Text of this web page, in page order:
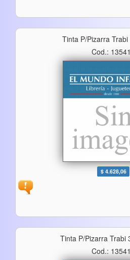
Tinta P/pizarra Trabi
Cod.:
$ 4.628,06
Tinta P/pizarra Trabi
Cod.: